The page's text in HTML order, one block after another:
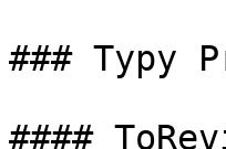
### Typy
####